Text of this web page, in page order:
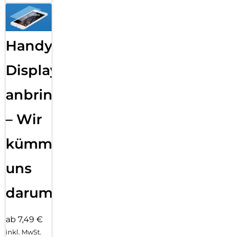
Handy
Displayfolie
anbringen
– Wir
kümmern
uns
darum!
ab 7,49 €
inkl. MwSt.